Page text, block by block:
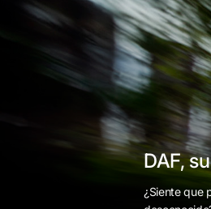
DAF,
¿Siente que